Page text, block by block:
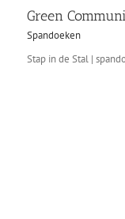
Green
Spandoeken
Stap in de Stal |